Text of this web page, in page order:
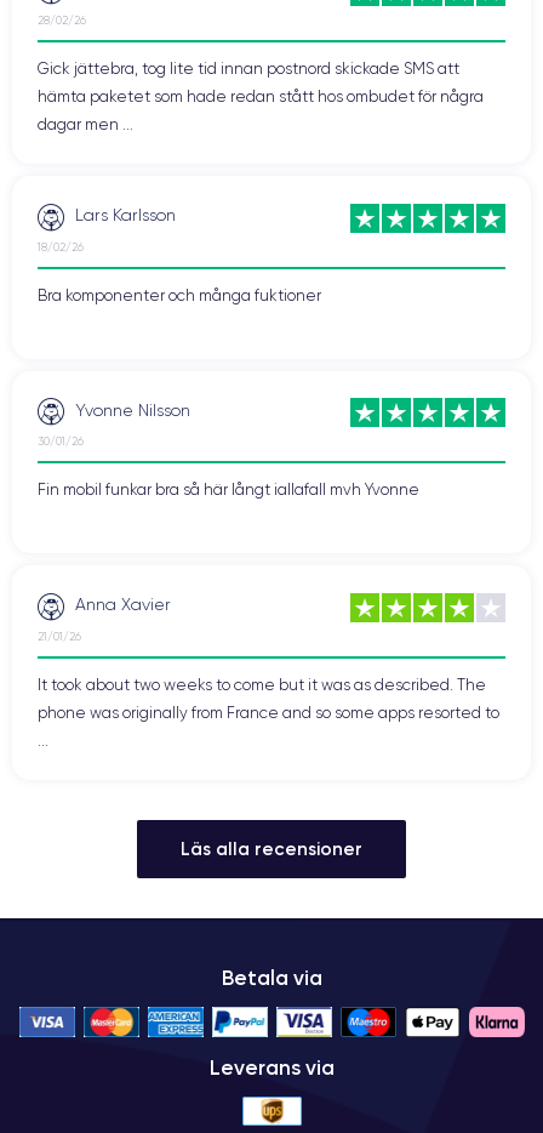
28/02/26
Gick jättebra, tog lite tid innan postnord skickade SMS att
hämta paketet som hade redan stått hos ombudet för några
dagar men ...
Lars Karlsson
18/02/26
Bra komponenter och många fuktioner
Yvonne Nilsson
30/01/26
Fin mobil funkar bra så här långt iallafall mvh Yvonne
Anna Xavier
21/01/26
It took about two weeks to come but it was as described. The
phone was originally from France and so some apps resorted to
Läs alla recensioner
Betala via
Leverans via